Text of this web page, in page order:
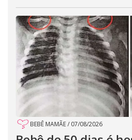
BEBÊ MAMÃE/ 07/08/2026